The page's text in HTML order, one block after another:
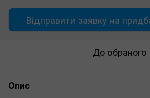
Відправити заявку на
До обраного
Опис